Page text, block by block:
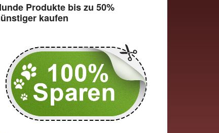
Produkte bis zu 50%
kaufen